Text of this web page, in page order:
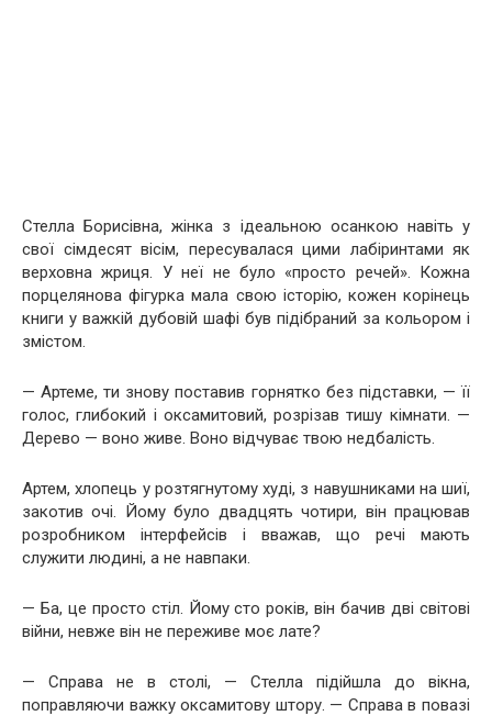
Стелла Борисівна, жінка з ідеальною осанкою навіть у
свої сімдесят вісім, пересувалася цими лабіринтами як
верховна жриця. У неї не було «просто речей». Кожна
порцелянова фігурка мала свою історію, кожен корінець
книги у важкій дубовій шафі був підібраний за кольором і
змістом.
— Артеме, ти знову поставив горнятко без підставки, — її
голос, глибокий і оксамитовий, розрізав тишу кімнати. —
Дерево — воно живе. Воно відчуває твою недбалість.
Артем, хлопець у розтягнутому худі, з навушниками на шиї,
закотив очі. Йому було двадцять чотири, він працював
розробником інтерфейсів і вважав, що речі мають
служити людині, а не навпаки.
— Ба, це просто стіл. Йому сто років, він бачив дві світові
війни, невже він не переживе моє лате?
— Справа не в столі, — Стелла підійшла до вікна,
поправляючи важку оксамитову штору. — Справа в повазі